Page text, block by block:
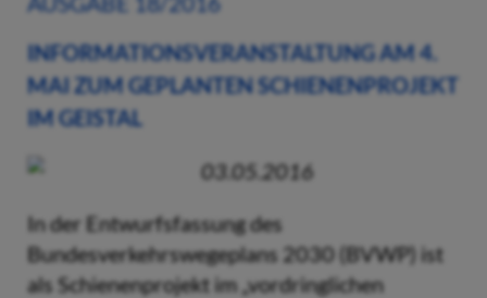
INFORMATIONSVERANSTALTUNG AM 4.
MAI ZUM GEPLANTEN SCHIENENPROJEKT
IM GEISTAL
03.05.2016
In der Entwurfsfassung des
Bundesverkehrswegeplans 2030 (BVWP) ist
als Schienenprojekt im „vordringlichen